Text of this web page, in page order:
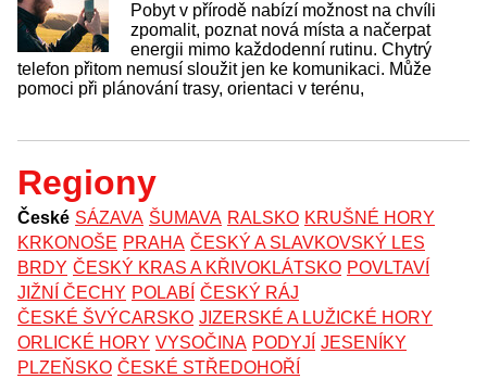
Pobyt v přírodě nabízí možnost na chvíli
zpomalit, poznat nová místa a načerpat
energii mimo každodenní rutinu. Chytrý
telefon přitom nemusí sloužit jen ke komunikaci. Může
pomoci při plánování trasy, orientaci v terénu,
Regiony
České SÁZAVA ŠUMAVA RALSKO KRUŠNÉ HORY
KRKONOŠE PRAHA ČESKÝ A SLAVKOVSKÝ LES
BRDY ČESKÝ KRAS A KŘIVOKLÁTSKO POVLTAVÍ
JIŽNÍ ČECHY POLABÍ ČESKÝ RÁJ
ČESKÉ ŠVÝCARSKO JIZERSKÉ A LUŽICKÉ HORY
ORLICKÉ HORY VYSOČINA PODYJÍ JESENÍKY
PLZEŇSKO ČESKÉ STŘEDOHOŘÍ